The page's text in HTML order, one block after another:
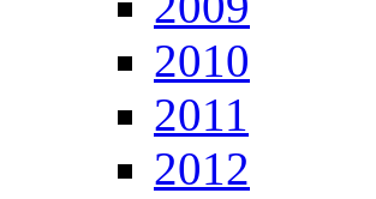
2010
2011
2012